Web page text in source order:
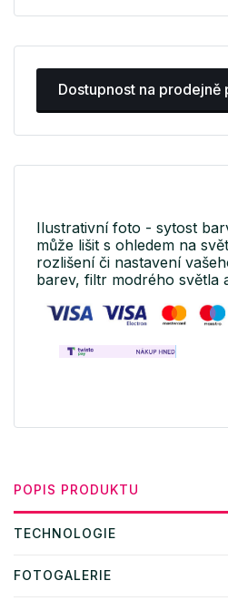
Dostupnost na prodejně
Ilustrativní foto - sytost
může lišit s ohledem na
rozlišení či nastavení
barev, filtr modrého světla
POPIS PRODUKTU
TECHNOLOGIE
FOTOGALERIE